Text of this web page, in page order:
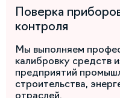
Поверка
контроля
Мы выполняем
калибровку средств
предприятий
строительства,
отраслей.